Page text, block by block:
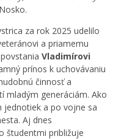
za rok 2025 udelilo
a priamemu
Vladimírovi
prínos k uchovávaniu
činnosť a
mladým generáciám. Ako
jednotiek a po vojne sa
Aj dnes
študentmi približuje